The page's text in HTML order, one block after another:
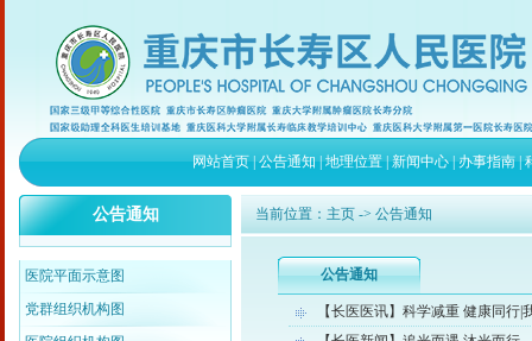
网站首页|公告通知|地理位置|新闻中心|办事指南|
公告通知
医院平面示意图
党群组织机构图
当前位置： 主页 -> 公告通知
公告通知
【长医医讯】科学减重 健康同行